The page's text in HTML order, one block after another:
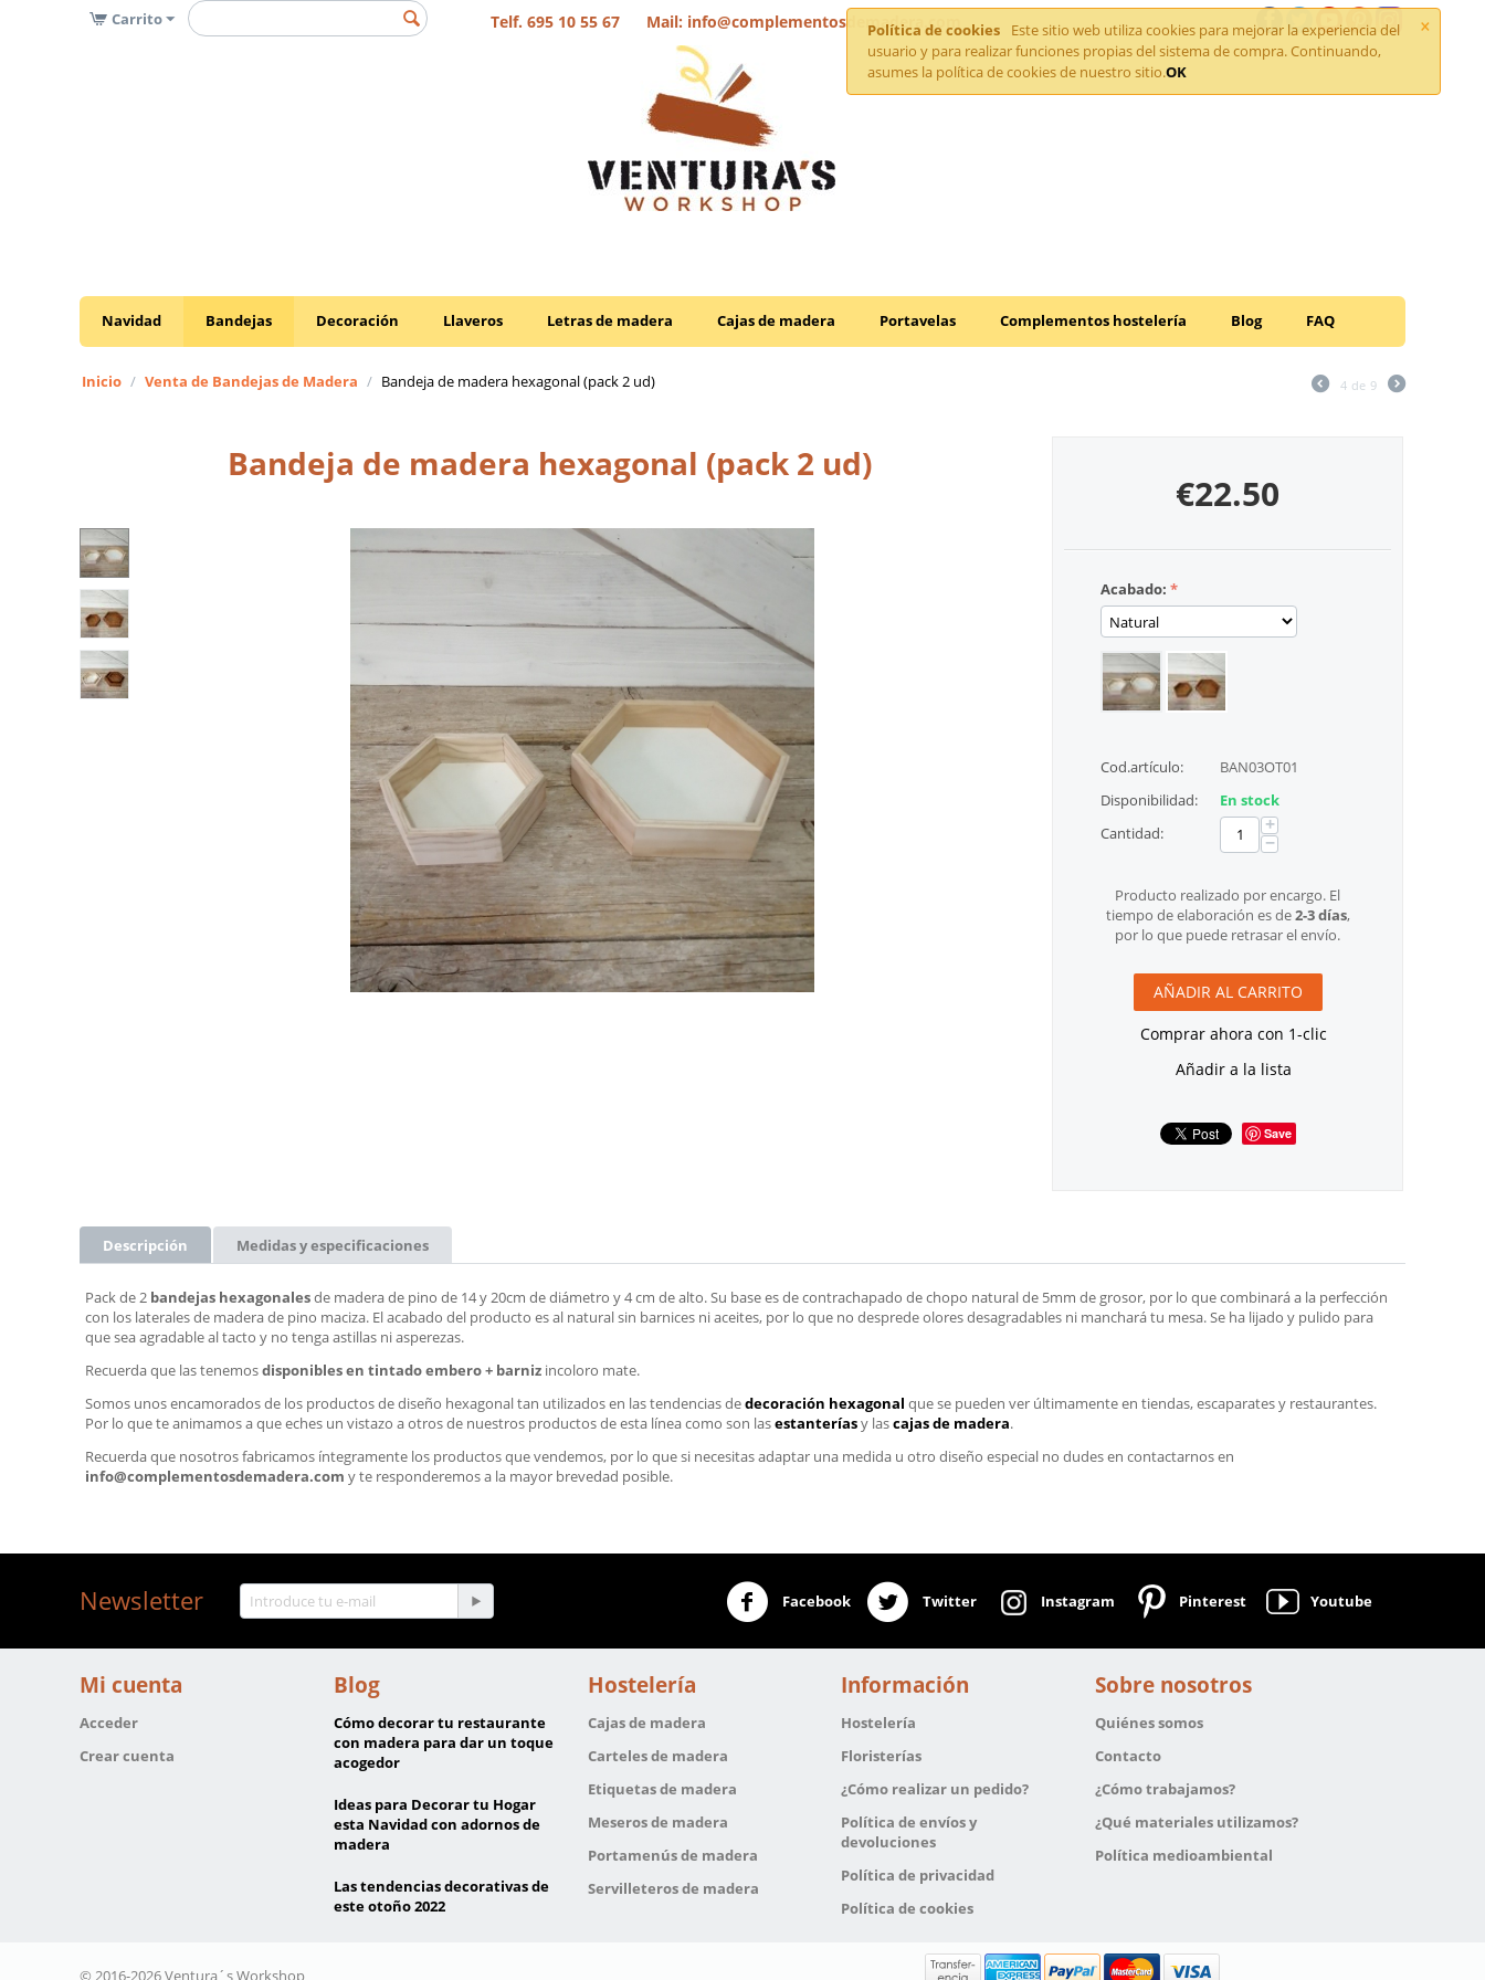
×
Política de cookies
Este sitio web utiliza cookies para mejorar la experiencia del
usuario y para realizar funciones propias del sistema de compra. Continuando,
asumes la política de cookies de nuestro sitio.OK
Carrito Telf. 695 10 55 67 Mail: info@complementosdemadera.com
Navidad Bandejas Decoración Llaveros Letras de madera Cajas de madera Portavelas Complementos hostelería Blog FAQ
Inicio / Venta de Bandejas de Madera / Bandeja de madera hexagonal (pack 2 ud) 4 de 9
Bandeja de madera hexagonal (pack 2 ud)
€22.50
Acabado:
Cod.artículo:
BAN03OT01
Disponibilidad:
En stock
Cantidad:
+
−
Producto realizado por encargo. El
tiempo de elaboración es de2-3 días,
por lo que puede retrasar el envío.
AÑADIR AL CARRITO
Comprar ahora con 1-clic
Añadir a la lista
Save
Descripción Medidas y especificaciones
Pack de 2 bandejas hexagonalesde madera de pino de 14 y 20cm de diámetro y 4 cm de alto. Su base es de contrachapado de chopo natural de 5mm de grosor, por lo que combinará a la perfección
con los laterales de madera de pino maciza. El acabado del producto es al natural sin barnices ni aceites, por lo que no desprede olores desagradables ni manchará tu mesa. Se ha lijado y pulido para
que sea agradable al tacto y no tenga astillas ni asperezas.
Recuerda que las tenemosdisponibles en tintado embero + barniz incoloro mate.
Somos unos encamorados de los productos de diseño hexagonal tan utilizados en las tendencias dedecoración hexagonal que se pueden ver últimamente en tiendas, escaparates y restaurantes.
Por lo que te animamos a que eches un vistazo a otros de nuestros productos de esta línea como son lasestanteríasy lascajas de madera.
Recuerda que nosotros fabricamos íntegramente los productos que vendemos, por lo que si necesitas adaptar una medida u otro diseño especial no dudes en contactarnos en
info@complementosdemadera.com y te responderemos a la mayor brevedad posible.
Newsletter Facebook Twitter Instagram Pinterest Youtube
Mi cuenta
Acceder
Crear cuenta
Blog
Cómo decorar tu restaurante
con madera para dar un toque
acogedor
Ideas para Decorar tu Hogar
esta Navidad con adornos de
madera
Las tendencias decorativas de
este otoño 2022
Hostelería
Cajas de madera
Carteles de madera
Etiquetas de madera
Meseros de madera
Portamenús de madera
Servilleteros de madera
Información
Hostelería
Floristerías
¿Cómo realizar un pedido?
Política de envíos y
devoluciones
Política de privacidad
Política de cookies
Sobre nosotros
Quiénes somos
Contacto
¿Cómo trabajamos?
¿Qué materiales utilizamos?
Política medioambiental
© 2016-2026 Ventura´s Workshop